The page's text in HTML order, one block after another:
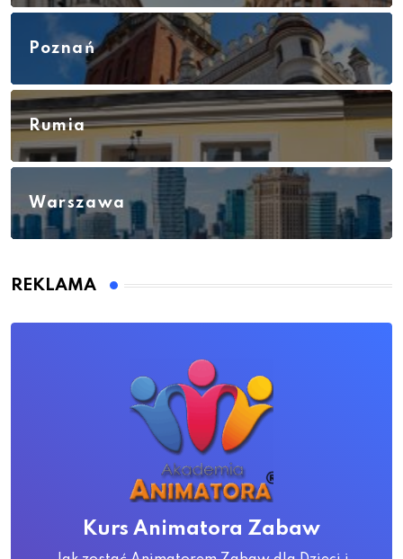
Poznań
Rumia
Warszawa
REKLAMA
Kurs Animatora Zabaw